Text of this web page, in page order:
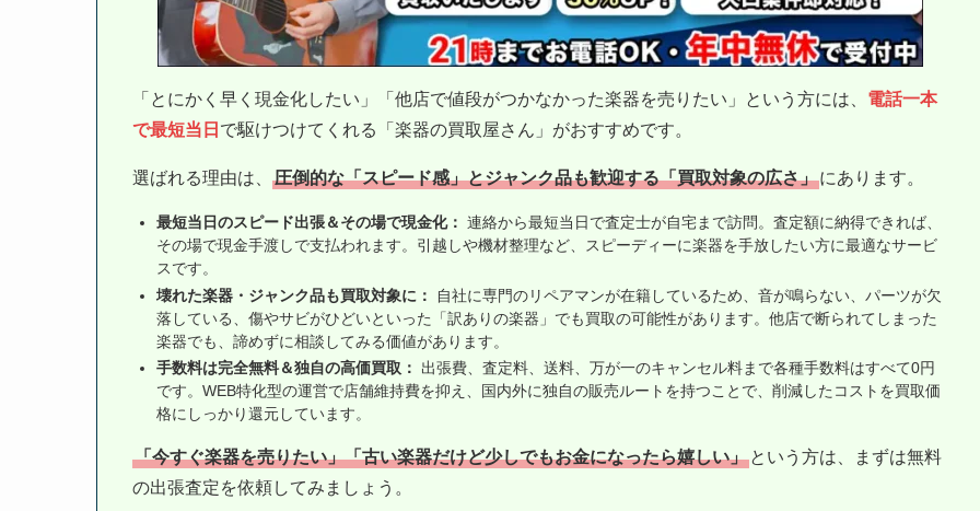
「とにかく早く現金化したい」「他店で値段がつかなかった楽器を売りたい」という方には、 電話一本
で最短当日 で駆けつけてくれる「楽器の買取屋さん」がおすすめです。
選ばれる理由は、 圧倒的な「スピード感」とジャンク品も歓迎する「買取対象の広さ」にあります。
最短当日のスピード出張＆その場で現金化： 連絡から最短当日で査定士が自宅まで訪問。査定額に納得できれば、
その場で現金手渡しで支払われます。引越しや機材整理など、スピーディーに楽器を手放したい方に最適なサービ
スです。
壊れた楽器・ジャンク品も買取対象に：
自社に専門のリペアマンが在籍しているため、音が鳴らない、パーツが欠
落している、傷やサビがひどいといった「訳ありの楽器」でも買取の可能性があります。他店で断られてしまった
楽器でも、諦めずに相談してみる価値があります。
手数料は完全無料＆独自の高価買取：
出張費、査定料、送料、万が一のキャンセル料まで各種手数料はすべて0円
です。WEB特化型の運営で店舗維持費を抑え、国内外に独自の販売ルートを持つことで、削減したコストを買取価
格にしっかり還元しています。
「今すぐ楽器を売りたい」「古い楽器だけど少しでもお金になったら嬉しい」 という方は、まずは無料
の出張査定を依頼してみましょう。